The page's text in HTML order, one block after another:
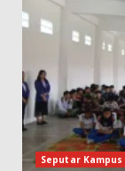
Seputar Kampus